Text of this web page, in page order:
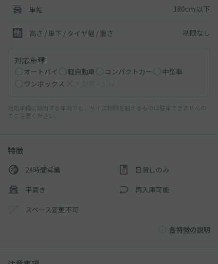
車幅 180cm 以下
高さ / 車下 / タイヤ幅 / 重さ 制限なし
対応車種
オートバイ 軽自動車 コンパクトカー
中型車
ワンボックス
対応車種に該当する車両でも、サイズ制限を超えるものは駐車できませんの
でご注意ください。
特徴
24時間営業 日貸しのみ
平置き 再入庫可能
スペース変更不可
各特徴の説明